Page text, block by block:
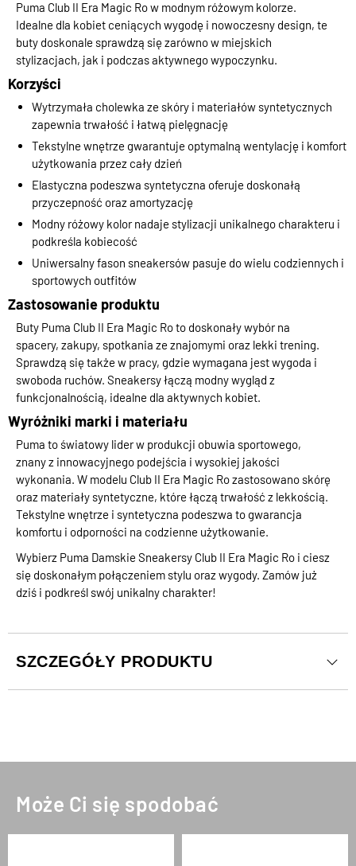
Puma Club II Era Magic Ro w modnym różowym kolorze.
Idealne dla kobiet ceniących wygodę i nowoczesny design, te
buty doskonale sprawdzą się zarówno w miejskich
stylizacjach, jak i podczas aktywnego wypoczynku.
Korzyści
Wytrzymała cholewka ze skóry i materiałów syntetycznych
zapewnia trwałość i łatwą pielęgnację
Tekstylne wnętrze gwarantuje optymalną wentylację i komfort
użytkowania przez cały dzień
Elastyczna podeszwa syntetyczna oferuje doskonałą
przyczepność oraz amortyzację
Modny różowy kolor nadaje stylizacji unikalnego charakteru i
podkreśla kobiecość
Uniwersalny fason sneakersów pasuje do wielu codziennych i
sportowych outfitów
Zastosowanie produktu
Buty Puma Club II Era Magic Ro to doskonały wybór na
spacery, zakupy, spotkania ze znajomymi oraz lekki trening.
Sprawdzą się także w pracy, gdzie wymagana jest wygoda i
swoboda ruchów. Sneakersy łączą modny wygląd z
funkcjonalnością, idealne dla aktywnych kobiet.
Wyróżniki marki i materiału
Puma to światowy lider w produkcji obuwia sportowego,
znany z innowacyjnego podejścia i wysokiej jakości
wykonania. W modelu Club II Era Magic Ro zastosowano skórę
oraz materiały syntetyczne, które łączą trwałość z lekkością.
Tekstylne wnętrze i syntetyczna podeszwa to gwarancja
komfortu i odporności na codzienne użytkowanie.
Wybierz Puma Damskie Sneakersy Club II Era Magic Ro i ciesz
się doskonałym połączeniem stylu oraz wygody. Zamów już
dziś i podkreśl swój unikalny charakter!
SZCZEGÓŁY PRODUKTU
Może Ci się spodobać